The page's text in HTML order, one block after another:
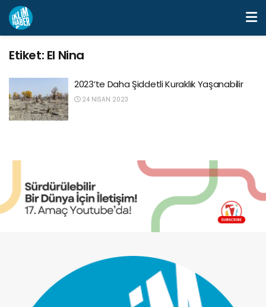
Etiket: El Nina
2023’te Daha Şiddetli Kuraklık Yaşanabilir
24 NISAN 2023